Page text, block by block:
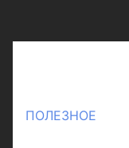
ПОЛЕЗНОЕ